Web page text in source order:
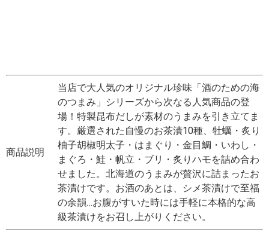
商品説明
当店で大人気のオリジナル珍味「酒のための海
のつまみ」シリーズから次なる人気商品の登
場！特製昆布だしが素材のうまみを引き立てま
す。厳選された自慢のお茶漬10種、牡蠣・炙り
柚子胡椒明太子・はまぐり・金目鯛・いわし・
まぐろ・鮭・帆立・ブリ・炙りハモを詰め合わ
せました。北海道のうまみが贅沢に詰まったお
茶漬けです。お酒のあとは、シメ茶漬けで至福
の余韻…お腹がすいた時には手軽に本格的な高
級茶漬けをお召し上がりください。